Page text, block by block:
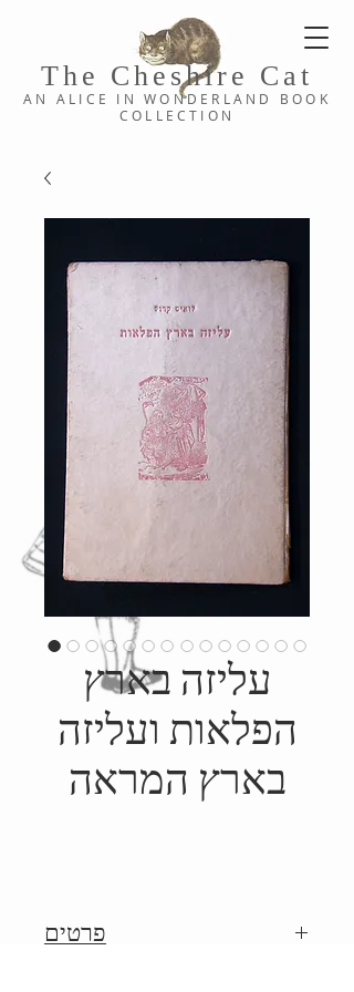
The Cheshire C at
AN ALICE IN WONDERLAND BOOK
COLLE CTION
עליזה בארץ
הפלאות ועליזה
בארץ המראה
פרטים